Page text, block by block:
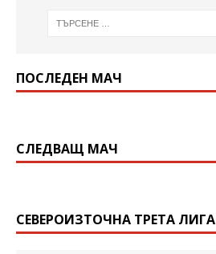
ПОСЛЕДЕН МАЧ
СЛЕДВАЩ МАЧ
СЕВЕРОИЗТОЧНА ТРЕТА ЛИГА